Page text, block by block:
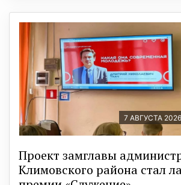
7 АВГУСТА
Проект замглавы
Климовского района стал